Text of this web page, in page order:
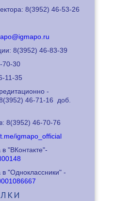
8(3952) 46-53-26
8(3952) 46-83-39
70-30
11-35
-
(3952) 46-71-16
доб.
8(3952) 46-70-76
igmapo_official
"ВКонтакте"-
"Одноклассники" -